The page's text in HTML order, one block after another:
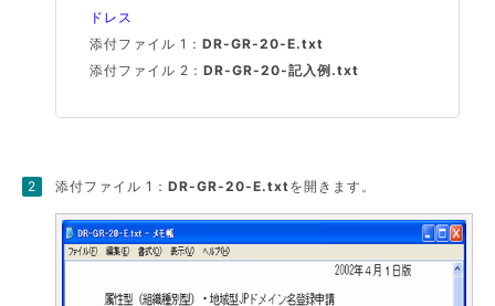
ドレス
添付ファイル 1：DR-GR-20-E.txt
添付ファイル 2：DR-GR-20-記入例.txt
添付ファイル 1：DR-GR-20-E.txtを開きます。